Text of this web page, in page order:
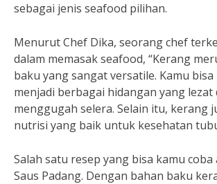
sebagai jenis seafood pilihan.
Menurut Chef Dika, seorang chef
dalam memasak seafood, “Kerang
baku yang sangat versatile. Kamu
menjadi berbagai hidangan yang lezat
menggugah selera. Selain itu, kerang
nutrisi yang baik untuk kesehatan
Salah satu resep yang bisa kamu
Saus Padang. Dengan bahan baku